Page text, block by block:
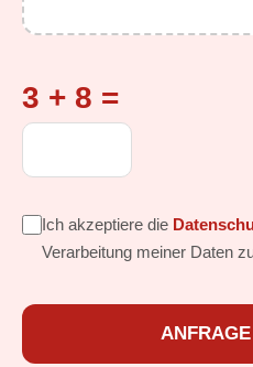
3 + 8 =
Ich akzeptiere die
Verarbeitung meiner Daten